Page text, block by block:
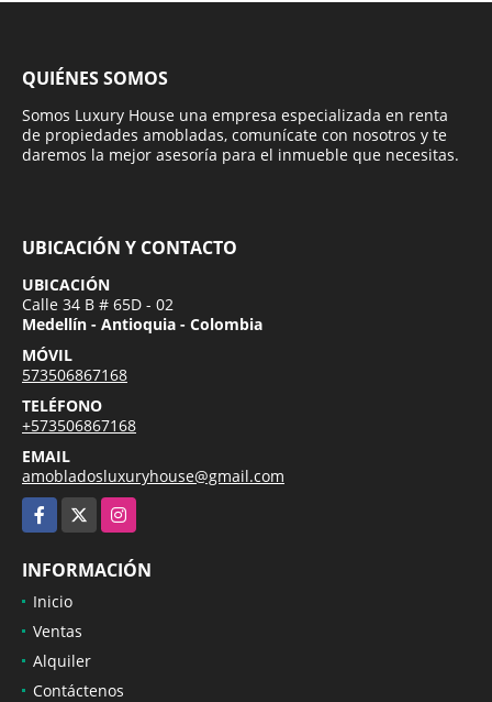
QUIÉNES SOMOS
Somos Luxury House una empresa especializada en renta
de propiedades amobladas, comunícate con nosotros y te
daremos la mejor asesoría para el inmueble que necesitas.
UBICACIÓN Y CONTACTO
UBICACIÓN
Calle 34 B # 65D - 02
Medellín - Antioquia - Colombia
MÓVIL
573506867168
TELÉFONO
+573506867168
EMAIL
amobladosluxuryhouse@gmail.com
Facebook
Instagram
INFORMACIÓN
Inicio
Ventas
Alquiler
Contáctenos